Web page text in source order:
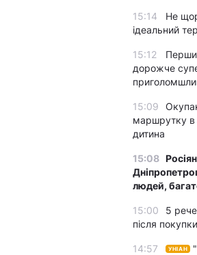
15:14
Не
ідеальний
15:12
дорожче
15:09
маршрутку в
дитина
15:08
людей,
15:00
5
після
14:57 УНІАН